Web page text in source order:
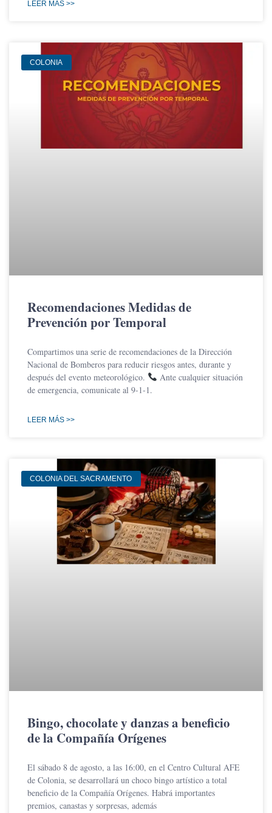
LEER MÁS >>
COLONIA
Recomendaciones Medidas de
Prevención por Temporal
Compartimos una serie de recomendaciones de la Dirección
Nacional de Bomberos para reducir riesgos antes, durante y
después del evento meteorológico.
Ante cualquier situación
de emergencia, comunicate al 9-1-1.
LEER MÁS >>
COLONIA DEL SACRAMENTO
Bingo, chocolate y danzas a beneficio
de la Compañía Orígenes
El sábado 8 de agosto, a las 16:00, en el Centro Cultural AFE
de Colonia, se desarrollará un choco bingo artístico a total
beneficio de la Compañía Orígenes. Habrá importantes
premios, canastas y sorpresas, además